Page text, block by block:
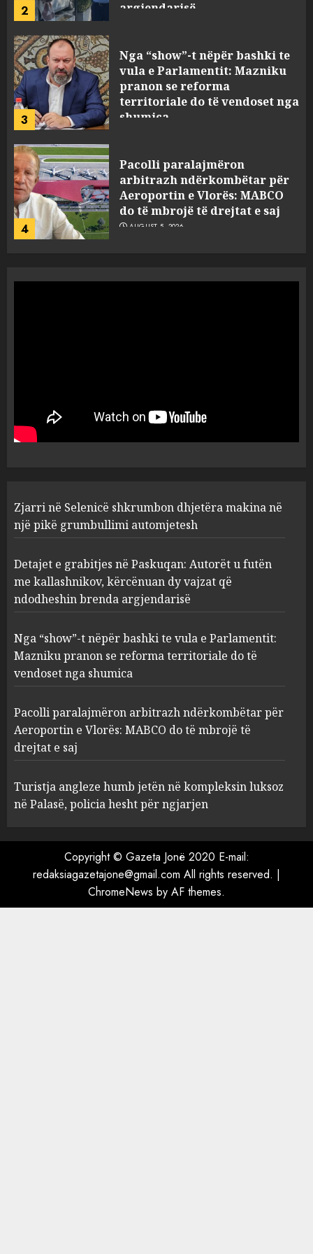
2
argjendarisë
3
Nga “show”-t nëpër bashki te
vula e Parlamentit: Mazniku
pranon se reforma
territoriale do të vendoset nga
shumica
4
Pacolli paralajmëron
arbitrazh ndërkombëtar për
Aeroportin e Vlorës: MABCO
do të mbrojë të drejtat e saj
AUGUST 5, 2026
1
grumbullimi automjetesh
2
Paskuqan: Autorët u futën me
kallashnikov, kërcënuan dy
vajzat që ndodheshin brenda
AUGUST 5, 2026
Nga “show”-t nëpër bashki te
vula e Parlamentit: Mazniku
pranon se reforma
territoriale do të vendoset nga
shumica
AUGUST 5, 2026
Pacolli paralajmëron
arbitrazh ndërkombëtar për
Aeroportin e Vlorës: MABCO
do të mbrojë të drejtat e saj
Palasë, policia hesht për
ngjarjen
AUGUST 5, 2026
Zjarri në Selenicë shkrumbon dhjetëra makina në
një pikë grumbullimi automjetesh
Detajet e grabitjes në Paskuqan: Autorët u futën
me kallashnikov, kërcënuan dy vajzat që
ndodheshin brenda argjendarisë
Nga “show”-t nëpër bashki te vula e Parlamentit:
Mazniku pranon se reforma territoriale do të
vendoset nga shumica
Pacolli paralajmëron arbitrazh ndërkombëtar për
Aeroportin e Vlorës: MABCO do të mbrojë të
drejtat e saj
Turistja angleze humb jetën në kompleksin luksoz
në Palasë, policia hesht për ngjarjen
Copyright © Gazeta Jonë 2020 E-mail:
redaksiagazetajone@gmail.com All rights reserved. |
ChromeNews by AF themes.